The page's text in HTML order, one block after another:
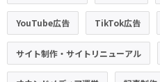
YouTube広告 TikTok広告
サイト制作・サイトリニューアル